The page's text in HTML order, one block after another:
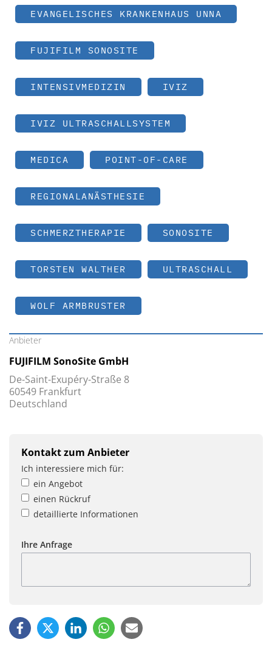
EVANGELISCHES KRANKENHAUS UNNA
FUJIFILM SONOSITE
INTENSIVMEDIZIN IVIZ
IVIZ ULTRASCHALLSYSTEM
MEDICA POINT-OF-CARE
REGIONALANÄSTHESIE
SCHMERZTHERAPIE SONOSITE
TORSTEN WALTHER ULTRASCHALL
WOLF ARMBRUSTER
Anbieter
FUJIFILM SonoSite GmbH
De-Saint-Exupéry-Straße 8
60549 Frankfurt
Deutschland
Kontakt zum Anbieter
Ich interessiere mich für:
ein Angebot
einen Rückruf
detaillierte Informationen
Ihre Anfrage